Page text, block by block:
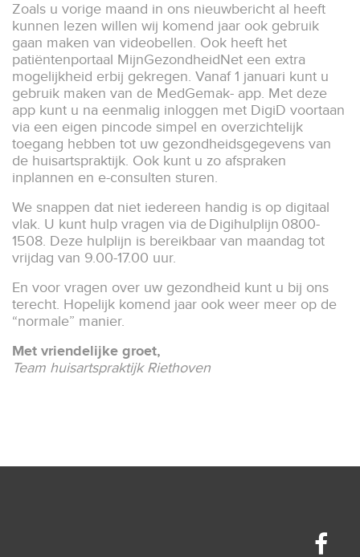
Zoals u vorige maand in ons nieuwbericht al heeft
kunnen lezen willen wij komend jaar ook gebruik
gaan maken van videobellen. Ook heeft het
patiëntenportaal MijnGezondheidNet een extra
mogelijkheid erbij gekregen. Vanaf 1 januari kunt u
gebruik maken van de MedGemak- app. Met deze
app kunt u na eenmalig inloggen met DigiD voortaan
via een eigen pincode simpel en overzichtelijk
toegang hebben tot uw gezondheidsgegevens van
de huisartspraktijk. Ook kunt u zo afspraken
inplannen en e-consulten sturen.
We snappen dat niet iedereen handig is op digitaal
vlak. U kunt hulp vragen via de Digihulplijn 0800-
1508. Deze hulplijn is bereikbaar van maandag tot
vrijdag van 9.00-17.00 uur.
En voor vragen over uw gezondheid kunt u bij ons
terecht. Hopelijk komend jaar ook weer meer op de
“normale” manier.
Met vriendelijke groet,
Team huisartspraktijk Riethoven